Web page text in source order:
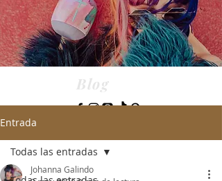
Blog
Entrada
Todas las entradas
Johanna Galindo